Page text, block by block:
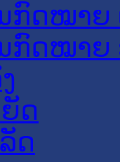
ກົດໝາຍ
ກົດໝາຍ
ດ
ດ